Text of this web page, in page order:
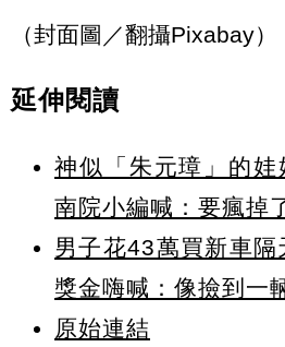
（封面圖／翻攝Pixabay）
延伸閱讀
神似「朱元璋」的
南院小編喊：要瘋掉
男子花43萬買新車
獎金嗨喊：像撿到一
原始連結